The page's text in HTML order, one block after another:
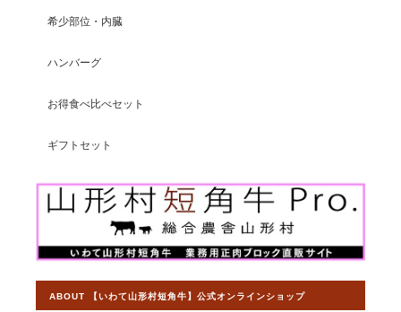
2026/08/03
赤身で臭みもなくいつもお塩だけで、アッサリ頂けるし肉の味が
上がり方をオススメしておりますので、
お喜びいただいて感無量でございます。
今後ともより一層皆様から選ばれるショ
ップとして運営して参りますので、 【い
わて山形村短角牛】ショップの変わらぬ
ご愛顧を賜りますようお願い申し上げま
す。
希少部位・内臓
ハンバーグ
お得食べ比べセット
ギフトセット
ABOUT 【いわて山形村短角牛】公式オンラインショップ